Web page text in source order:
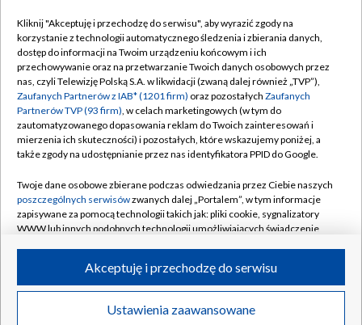
TVP
Abonament TVP
Emisja w TVP
Centrum informacji TVP
Naziemna Telewizja Cyfrowa
Rada Programowa
System NOS
Informacje o nadawcy
Program dla prasy
Regulamin TVP
Polityka prywatności
Moje zgody
Pomoc
Kontakt
Kanały
©2026 Telewizja Polska S.A. w likwidacji
Kliknij "Akceptuję i przechodzę do serwisu", aby wyrazić zgody na
korzystanie z technologii automatycznego śledzenia i zbierania danych,
dostęp do informacji na Twoim urządzeniu końcowym i ich
przechowywanie oraz na przetwarzanie Twoich danych osobowych przez
nas, czyli Telewizję Polską S.A. w likwidacji (zwaną dalej również „TVP”),
Zaufanych Partnerów z IAB* (1201 firm) oraz pozostałych Zaufanych
Partnerów TVP (93 firm), w celach marketingowych (w tym do
zautomatyzowanego dopasowania reklam do Twoich zainteresowań i
mierzenia ich skuteczności) i pozostałych, które wskazujemy poniżej, a
także zgody na udostępnianie przez nas identyfikatora PPID do Google.
Twoje dane osobowe zbierane podczas odwiedzania przez Ciebie naszych
poszczególnych serwisówzwanych dalej „Portalem”, w tym informacje
zapisywane za pomocą technologii takich jak: pliki cookie, sygnalizatory
WWW lub innych podobnych technologii umożliwiających świadczenie
ruchu w Internecie.
Twoje dane osobowe zbierane podczas odwiedzania przez Ciebie
poszczególnych serwisówna Portalu, takie jak adresy IP, identyfikatory
Ustawienia zaawansowane
Akceptuję i przechodzę do serwisu